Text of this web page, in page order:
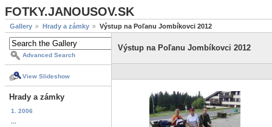
FOTKY.JANOUSOV.SK
Gallery Hrady a zámky Výstup na Poľanu Jombíkovci 2012
Advanced Search
View Slideshow
Hrady a zámky
1. 2006
Výstup na Poľanu Jombíkovci 2012